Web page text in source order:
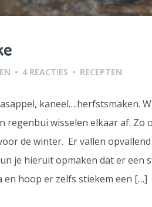
• 4 REACTIES • RECEPTEN
kaneel….herfstsmaken.
regenbui wisselen elkaar af. Zo
de winter. Er vallen
je hieruit opmaken dat er een
en hoop er zelfs stiekem een […]